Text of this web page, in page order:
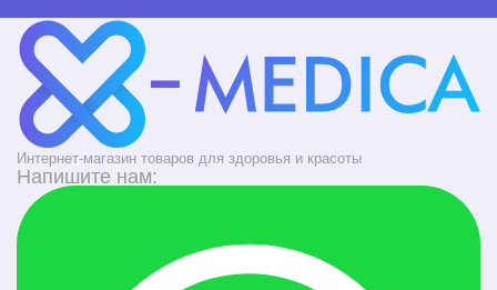
Интернет-магазин товаров для здоровья и красоты
Напишите нам: